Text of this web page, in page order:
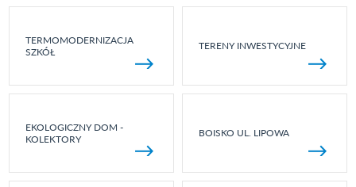
TERMOMODERNIZACJA
SZKÓŁ
TERENY INWESTYCYJNE
EKOLOGICZNY DOM -
KOLEKTORY
BOISKO UL. LIPOWA